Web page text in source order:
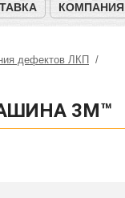
КОМПАНИЯ
дефектов ЛКП
3M™